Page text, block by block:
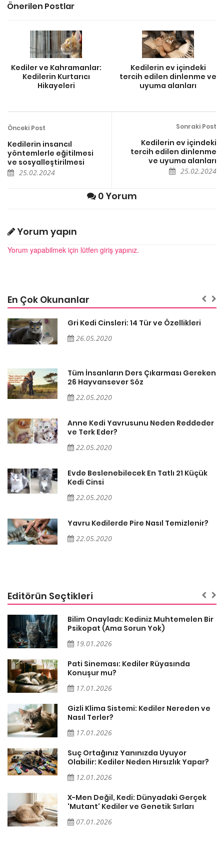
Önerilen Postlar
Kediler ve Kahramanlar:
Kedilerin Kurtarıcı
Hikayeleri
Kedilerin ev içindeki
tercih edilen dinlenme ve
uyuma alanları
Önceki Post
Kedilerin insancıl
yöntemlerle eğitilmesi
ve sosyalleştirilmesi
25.02.2024
Sonraki Post
Kedilerin ev içindeki
tercih edilen dinlenme
ve uyuma alanları
25.02.2024
0 Yorum
Yorum yapın
Yorum yapabilmek için lütfen giriş yapınız.
En Çok Okunanlar
Gri Kedi Cinsleri: 14 Tür ve Özellikleri
26.05.2020
Tüm İnsanların Ders Çıkarması Gereken
26 Hayvansever Söz
22.05.2020
Anne Kedi Yavrusunu Neden Reddeder
ve Terk Eder?
22.05.2020
Evde Beslenebilecek En Tatlı 21 Küçük
Kedi Cinsi
22.05.2020
Yavru Kedilerde Pire Nasıl Temizlenir?
22.05.2020
Editörün Seçtikleri
Bilim Onayladı: Kediniz Muhtemelen Bir
Psikopat (Ama Sorun Yok)
19.01.2026
Pati Sineması: Kediler Rüyasında
Konuşur mu?
17.01.2026
Gizli Klima Sistemi: Kediler Nereden ve
Nasıl Terler?
17.01.2026
Suç Ortağınız Yanınızda Uyuyor
Olabilir: Kediler Neden Hırsızlık Yapar?
12.01.2026
X-Men Değil, Kedi: Dünyadaki Gerçek
'Mutant' Kediler ve Genetik Sırları
07.01.2026